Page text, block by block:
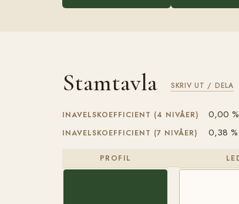
Stamtavla SKRIV UT / DELA
INAVELSKOEFFICIENT (4 NIVÅER) 0,00 %
INAVELSKOEFFICIENT (7 NIVÅER) 0,38 %
PROFIL